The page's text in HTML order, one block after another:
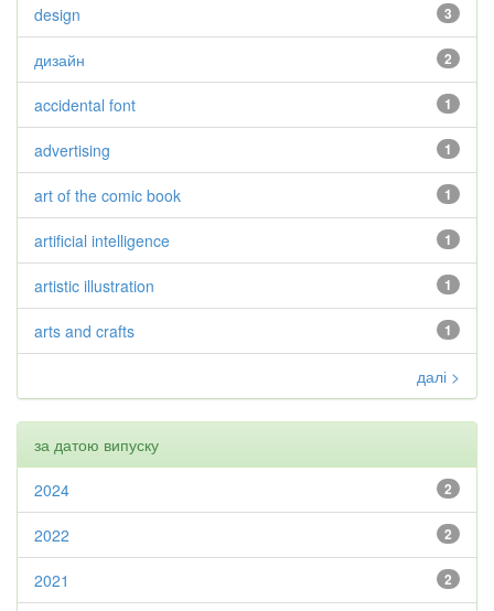
3
design
2
дизайн
1
accidental font
1
advertising
1
art of the comic book
1
artificial intelligence
1
artistic illustration
1
arts and crafts
далі >
за датою випуску
2
2024
2
2022
2
2021